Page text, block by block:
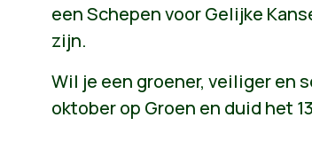
een Schepen voor Gelijke
zijn.
Wil je een groener, veiliger en
oktober op Groen en duid het